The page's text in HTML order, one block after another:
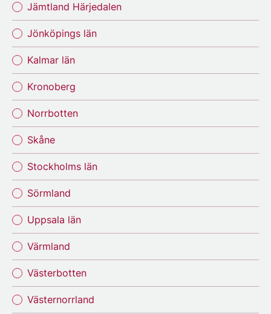
Jämtland Härjedalen
Jönköpings län
Kalmar län
Kronoberg
Norrbotten
Skåne
Stockholms län
Sörmland
Uppsala län
Värmland
Västerbotten
Västernorrland